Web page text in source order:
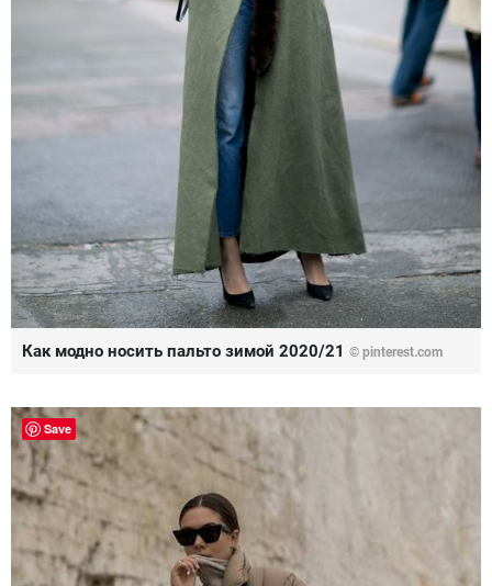
Как модно носить пальто зимой 2020/21 © pinterest.com
Save